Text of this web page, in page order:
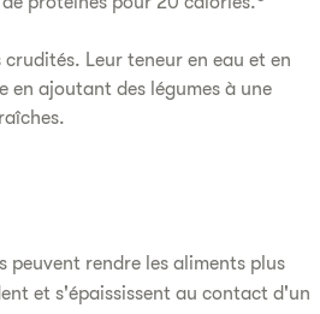
crudités. Leur teneur en eau et en
en ajoutant des légumes à une
peuvent rendre les aliments plus
et s'épaississent au contact d'un